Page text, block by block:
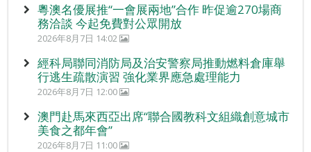
粵澳名優展推“一會展兩地”合作 昨促逾270場商
務洽談 今起免費對公眾開放
2026年8月7日 14:02
經科局聯同消防局及治安警察局推動燃料倉庫舉
行逃生疏散演習 強化業界應急處理能力
2026年8月7日 12:00
澳門赴馬來西亞出席“聯合國教科文組織創意城市
美食之都年會”
2026年8月7日 11:00